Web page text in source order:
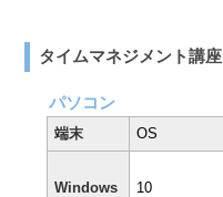
タイムマネジメント講座
パソコン
端末 OS
Windows 10